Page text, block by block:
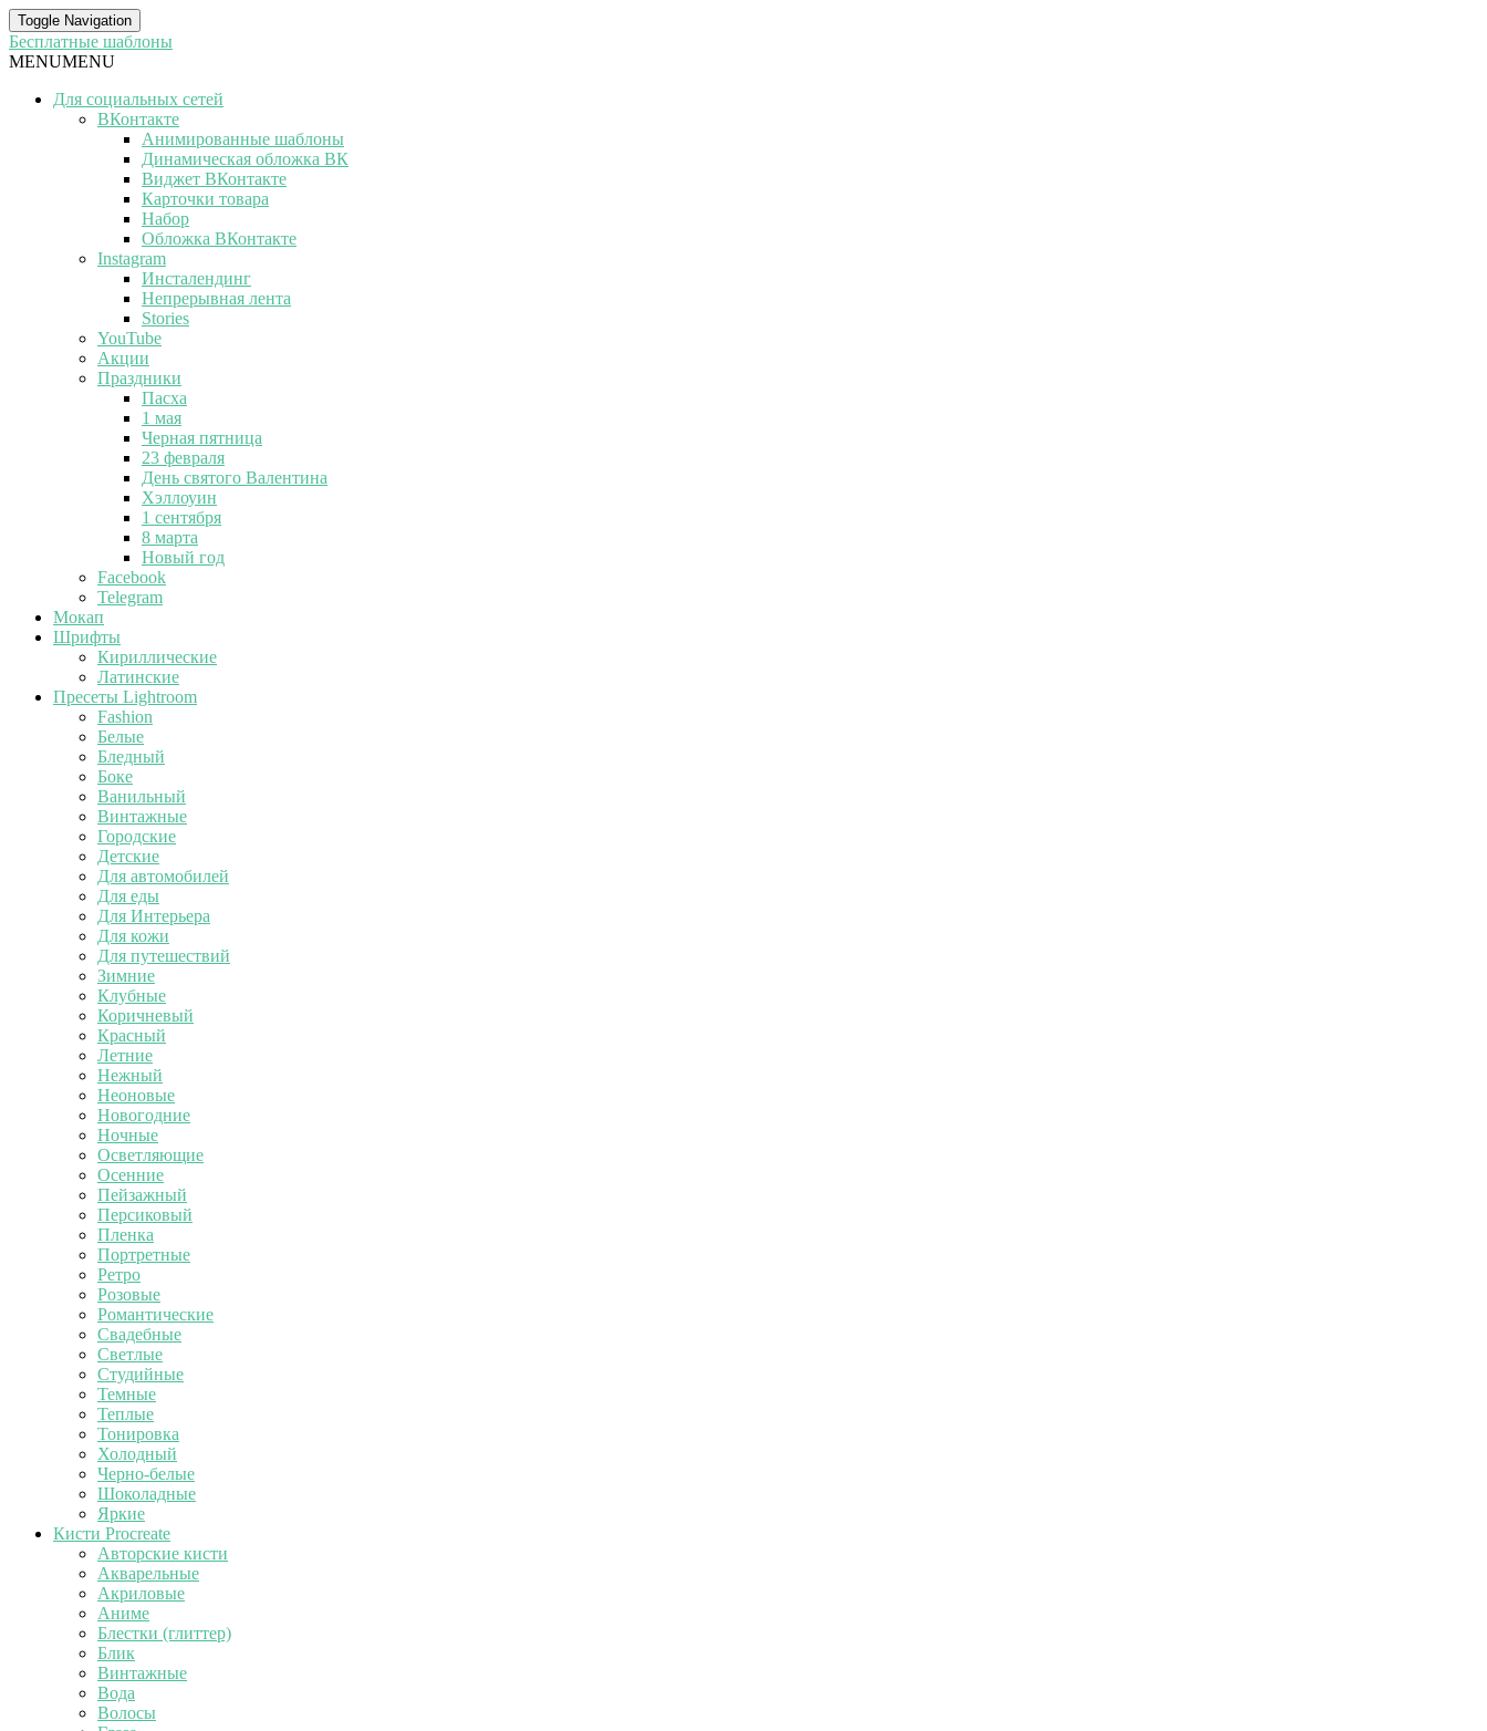
Toggle Navigation
Бесплатные шаблоны
MENUMENU
Для социальных сетей
ВКонтакте
Анимированные шаблоны
Динамическая обложка ВК
Виджет ВКонтакте
Карточки товара
Набор
Обложка ВКонтакте
Instagram
Инсталендинг
Непрерывная лента
Stories
YouTube
Акции
Праздники
Пасха
1 мая
Черная пятница
23 февраля
День святого Валентина
Хэллоуин
1 сентября
8 марта
Новый год
Facebook
Telegram
Мокап
Шрифты
Кириллические
Латинские
Пресеты Lightroom
Fashion
Белые
Бледный
Боке
Ванильный
Винтажные
Городские
Детские
Для автомобилей
Для еды
Для Интерьера
Для кожи
Для путешествий
Зимние
Клубные
Коричневый
Красный
Летние
Нежный
Неоновые
Новогодние
Ночные
Осветляющие
Осенние
Пейзажный
Персиковый
Пленка
Портретные
Ретро
Розовые
Романтические
Свадебные
Светлые
Студийные
Темные
Теплые
Тонировка
Холодный
Черно-белые
Шоколадные
Яркие
Кисти Procreate
Авторские кисти
Акварельные
Акриловые
Аниме
Блестки (глиттер)
Блик
Винтажные
Вода
Волосы